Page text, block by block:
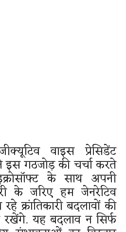
वाइस प्रेसिडेंट
इस गठजोड़ की चर्चा करते
के साथ अपनी
के जरिए हम जेनरेटिव
क्रांतिकारी बदलावों की
रखेंगे. यह बदलाव न सिर्फ